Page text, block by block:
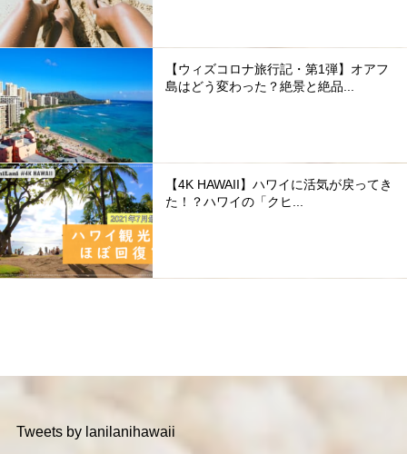
【ウィズコロナ旅行記・第1弾】オアフ
島はどう変わった？絶景と絶品...
【4K HAWAII】ハワイに活気が戻ってき
た！？ハワイの「クヒ...
Tweets by lanilanihawaii